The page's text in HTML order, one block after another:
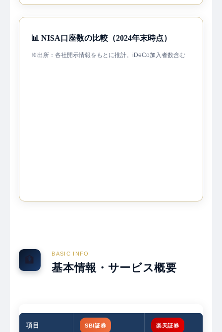
📊 NISA口座数の比較（2024年末時点）
※出所：各社開示情報をもとに推計。iDeCo加入者数含む
🏦
BASIC INFO
基本情報・サービス概要
項目 SBI証券 楽天証券